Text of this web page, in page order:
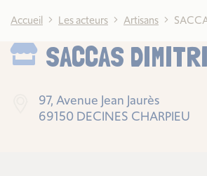
Accueil Les acteurs Artisans
SACCAS DIMITRI
97, Avenue Jean Jaurès
69150 DECINES CHARPIEU